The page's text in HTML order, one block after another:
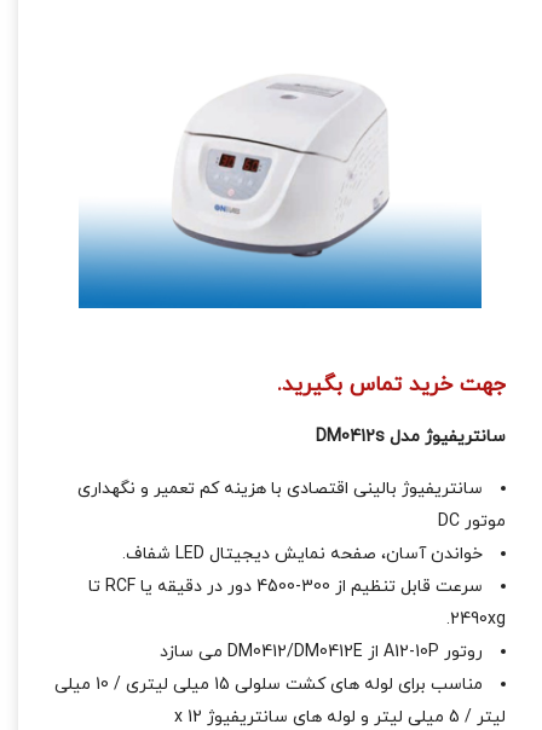
جهت خرید تماس بگیرید.
سانتریفیوژ مدل DM0412s
سانتریفیوژ بالینی اقتصادی با هزینه کم تعمیر و نگهداری
موتور DC
خواندن آسان، صفحه نمایش دیجیتال LED شفاف.
سرعت قابل تنظیم از 300-4500 دور در دقیقه یا RCF تا
2490xg.
روتور A12-10P از DM0412/DM0412E می سازد
مناسب برای لوله های کشت سلولی 15 میلی لیتری / 10 میلی
لیتر / 5 میلی لیتر و لوله های سانتریفیوژ x 12